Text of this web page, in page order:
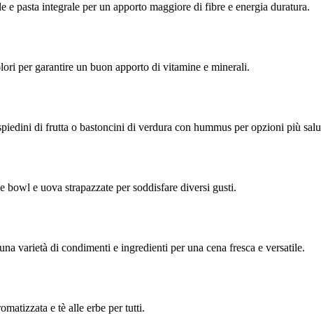
e pasta integrale per un apporto maggiore di fibre e energia duratura.
per garantire un buon apporto di vitamine e minerali.
di frutta o bastoncini di verdura con hummus per opzioni più
e uova strapazzate per soddisfare diversi gusti.
varietà di condimenti e ingredienti per una cena fresca e versatile.
e tè alle erbe per tutti.